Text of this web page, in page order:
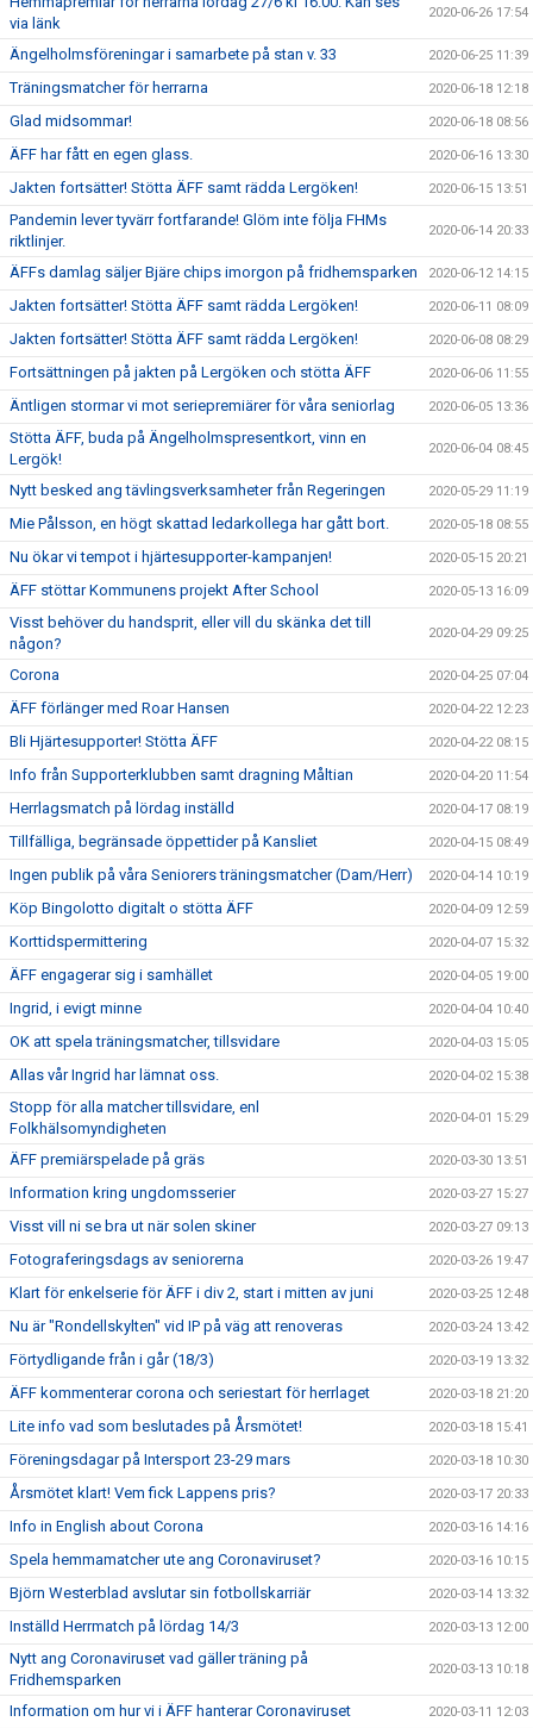
via länk
2020-06-26 17:54
Ängelholmsföreningar i samarbete på stan v. 33 2020-06-25 11:39
Träningsmatcher för herrarna 2020-06-18 12:18
Glad midsommar! 2020-06-18 08:56
ÄFF har fått en egen glass. 2020-06-16 13:30
Jakten fortsätter! Stötta ÄFF samt rädda Lergöken! 2020-06-15 13:51
Pandemin lever tyvärr fortfarande! Glöm inte följa FHMs
riktlinjer.
2020-06-14 20:33
ÄFFs damlag säljer Bjäre chips imorgon på fridhemsparken 2020-06-12 14:15
Jakten fortsätter! Stötta ÄFF samt rädda Lergöken! 2020-06-11 08:09
Jakten fortsätter! Stötta ÄFF samt rädda Lergöken! 2020-06-08 08:29
Fortsättningen på jakten på Lergöken och stötta ÄFF 2020-06-06 11:55
Äntligen stormar vi mot seriepremiärer för våra seniorlag 2020-06-05 13:36
Stötta ÄFF, buda på Ängelholmspresentkort, vinn en
Lergök!
2020-06-04 08:45
Nytt besked ang tävlingsverksamheter från Regeringen 2020-05-29 11:19
Mie Pålsson, en högt skattad ledarkollega har gått bort. 2020-05-18 08:55
Nu ökar vi tempot i hjärtesupporter-kampanjen! 2020-05-15 20:21
ÄFF stöttar Kommunens projekt After School 2020-05-13 16:09
Visst behöver du handsprit, eller vill du skänka det till
någon?
2020-04-29 09:25
Corona 2020-04-25 07:04
ÄFF förlänger med Roar Hansen 2020-04-22 12:23
Bli Hjärtesupporter! Stötta ÄFF 2020-04-22 08:15
Info från Supporterklubben samt dragning Måltian 2020-04-20 11:54
Herrlagsmatch på lördag inställd 2020-04-17 08:19
Tillfälliga, begränsade öppettider på Kansliet 2020-04-15 08:49
Ingen publik på våra Seniorers träningsmatcher (Dam/Herr) 2020-04-14 10:19
Köp Bingolotto digitalt o stötta ÄFF 2020-04-09 12:59
Korttidspermittering 2020-04-07 15:32
ÄFF engagerar sig i samhället 2020-04-05 19:00
Ingrid, i evigt minne 2020-04-04 10:40
OK att spela träningsmatcher, tillsvidare 2020-04-03 15:05
Allas vår Ingrid har lämnat oss. 2020-04-02 15:38
Stopp för alla matcher tillsvidare, enl
Folkhälsomyndigheten
2020-04-01 15:29
ÄFF premiärspelade på gräs 2020-03-30 13:51
Information kring ungdomsserier 2020-03-27 15:27
Visst vill ni se bra ut när solen skiner 2020-03-27 09:13
Fotograferingsdags av seniorerna 2020-03-26 19:47
Klart för enkelserie för ÄFF i div 2, start i mitten av juni 2020-03-25 12:48
Nu är "Rondellskylten" vid IP på väg att renoveras 2020-03-24 13:42
Förtydligande från i går (18/3) 2020-03-19 13:32
ÄFF kommenterar corona och seriestart för herrlaget 2020-03-18 21:20
Lite info vad som beslutades på Årsmötet! 2020-03-18 15:41
Föreningsdagar på Intersport 23-29 mars 2020-03-18 10:30
Årsmötet klart! Vem fick Lappens pris? 2020-03-17 20:33
Info in English about Corona 2020-03-16 14:16
Spela hemmamatcher ute ang Coronaviruset? 2020-03-16 10:15
Björn Westerblad avslutar sin fotbollskarriär 2020-03-14 13:32
Inställd Herrmatch på lördag 14/3 2020-03-13 12:00
Nytt ang Coronaviruset vad gäller träning på
Fridhemsparken
2020-03-13 10:18
Information om hur vi i ÄFF hanterar Coronaviruset 2020-03-11 12:03